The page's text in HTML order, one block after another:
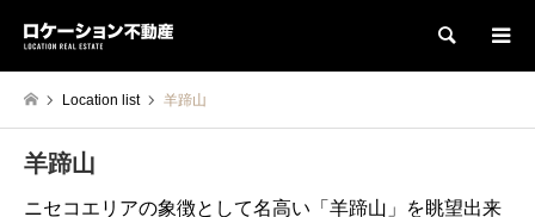
検索
Location list 羊蹄山
羊蹄山
ニセコエリアの象徴として名高い「羊蹄山」を眺望出来